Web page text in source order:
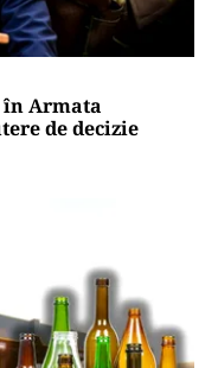
în Armata
de decizie